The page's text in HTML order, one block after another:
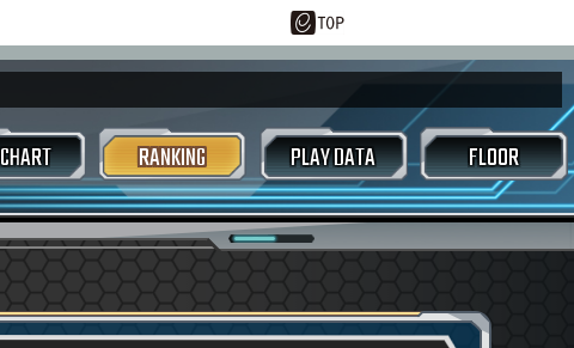
イルーム画面 トラックセレクト画面
東方アレンジ
RANKING
リースコアアタック
PLAY DATA
タ/CSVダウンロード 好敵手
FLOOR